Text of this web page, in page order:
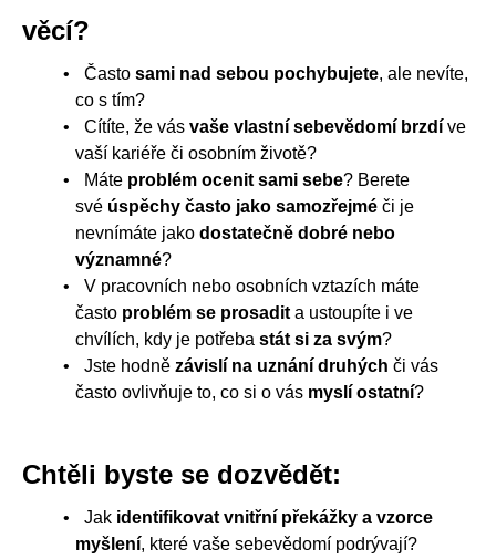
věcí?
Často sami nad sebou pochybujete, ale nevíte,
co s tím?
Cítíte, že vás vaše vlastní sebevědomí brzdíve
vaší kariéře či osobním životě?
Máte problém ocenit sami sebe? Berete
své úspěchy často jako samozřejmé či je
nevnímáte jako dostatečně dobré nebo
významné?
V pracovních nebo osobních vztazích máte
často problém se prosadit a ustoupíte i ve
chvílích, kdy je potřeba stát si za svým?
Jste hodně závislí na uznání druhých či vás
často ovlivňuje to, co si o vás myslí ostatní?
Chtěli byste se dozvědět:
Jak identifikovat vnitřní překážky a vzorce
myšlení, které vaše sebevědomí podrývají?